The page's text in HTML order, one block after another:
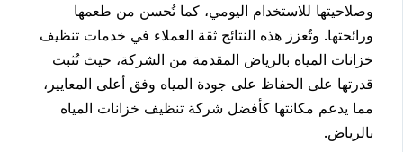
وصلاحيتها للاستخدام اليومي، كما تُحسن من طعمها
ورائحتها. وتُعزز هذه النتائج ثقة العملاء في خدمات تنظيف
خزانات المياه بالرياض المقدمة من الشركة، حيث تُثبت
قدرتها على الحفاظ على جودة المياه وفق أعلى المعايير،
مما يدعم مكانتها كأفضل شركة تنظيف خزانات المياه
بالرياض.